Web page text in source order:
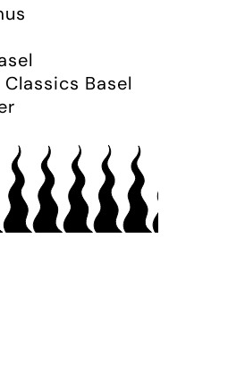
Basel